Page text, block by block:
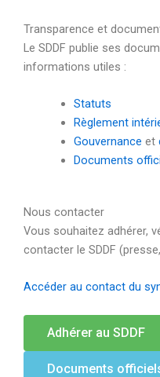
Transparence et
Le SDDF publie ses
informations utiles :
Statuts
Règlement
Gouvernance et
Documents
Nous contacter
Vous souhaitez adhérer,
contacter le SDDF
Accéder au contact du
Adhérer au SDDF
Documents